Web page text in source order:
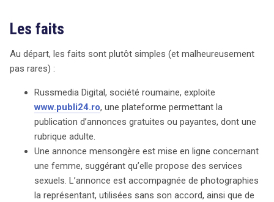
décision remet en question les pratiques actuelles des
des données personnelles dans l’environnement
numérique. Les implications de cette jurisprudence
gèrent les annonces sensibles à l’avenir.
Les faits
Au départ, les faits sont plutôt simples (et malheureusement
pas rares) :
Russmedia Digital, société roumaine, exploite
www.publi24.ro, une plateforme permettant la
publication d’annonces gratuites ou payantes, dont une
rubrique adulte.
Une annonce mensongère est mise en ligne concernant
une femme, suggérant qu’elle propose des services
sexuels. L’annonce est accompagnée de photographies
la représentant, utilisées sans son accord, ainsi que de